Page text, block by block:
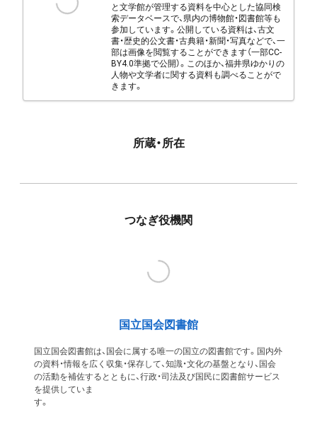
と文学館が管理する資料を中心とした協同検
索データベースで、県内の博物館・図書館等も
参加しています。公開している資料は、古文
書・歴史的公文書・古典籍・新聞・写真などで、一
部は画像を閲覧することができます（一部CC-
BY4.0準拠で公開）。このほか、福井県ゆかりの
人物や文学者に関する資料も調べることがで
きます。
所蔵・所在
つなぎ役機関
国立国会図書館
国立国会図書館は、国会に属する唯一の国立の図書館です。国内外
の資料・情報を広く収集・保存して、知識・文化の基盤となり、国会
の活動を補佐するとともに、行政・司法及び国民に図書館サービス
を提供していま
す